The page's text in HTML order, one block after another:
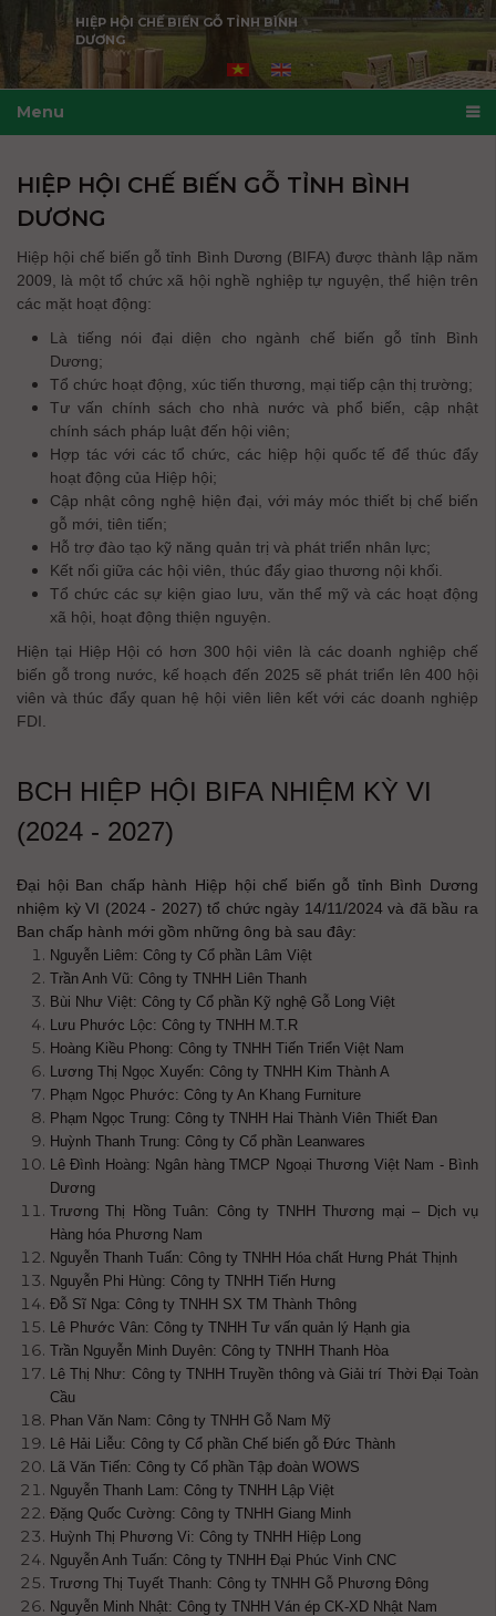
HIỆP HỘI CHẾ BIẾN GỖ TỈNH BÌNH
DƯƠNG
Menu
HIỆP HỘI CHẾ BIẾN GỖ TỈNH BÌNH
DƯƠNG
Hiệp hội chế biến gỗ tỉnh Bình Dương (BIFA) được thành lập năm
2009, là một tổ chức xã hội nghề nghiệp tự nguyện, thể hiện trên
các mặt hoạt động:
Là tiếng nói đại diện cho ngành chế biến gỗ tỉnh Bình
Dương;
Tổ chức hoạt động, xúc tiến thương, mại tiếp cận thị trường;
Tư vấn chính sách cho nhà nước và phổ biến, cập nhật
chính sách pháp luật đến hội viên;
Hợp tác với các tổ chức, các hiệp hội quốc tế để thúc đẩy
hoạt động của Hiệp hội;
Cập nhật công nghệ hiện đại, với máy móc thiết bị chế biến
gỗ mới, tiên tiến;
Hỗ trợ đào tạo kỹ năng quản trị và phát triển nhân lực;
Kết nối giữa các hội viên, thúc đẩy giao thương nội khối.
Tổ chức các sự kiện giao lưu, văn thể mỹ và các hoạt động
xã hội, hoạt động thiện nguyện.
Hiện tại Hiệp Hội có hơn 300 hội viên là các doanh nghiệp chế
biến gỗ trong nước, kế hoạch đến 2025 sẽ phát triển lên 400 hội
viên và thúc đẩy quan hệ hội viên liên kết với các doanh nghiệp
FDI.
BCH HIỆP HỘI BIFA NHIỆM KỲ VI
(2024 - 2027)
Đại hội Ban chấp hành Hiệp hội chế biến gỗ tỉnh Bình Dương
nhiệm kỳ VI (2024 - 2027) tổ chức ngày 14/11/2024 và đã bầu ra
Ban chấp hành mới gồm những ông bà sau đây:
Nguyễn Liêm: Công ty Cổ phần Lâm Việt
Trần Anh Vũ: Công ty TNHH Liên Thanh
Bùi Như Việt: Công ty Cổ phần Kỹ nghệ Gỗ Long Việt
Lưu Phước Lộc: Công ty TNHH M.T.R
Hoàng Kiều Phong: Công ty TNHH Tiến Triển Việt Nam
Lương Thị Ngọc Xuyến: Công ty TNHH Kim Thành A
Phạm Ngọc Phước: Công ty An Khang Furniture
Phạm Ngọc Trung: Công ty TNHH Hai Thành Viên Thiết Đan
Huỳnh Thanh Trung: Công ty Cổ phần Leanwares
Lê Đình Hoàng: Ngân hàng TMCP Ngoại Thương Việt Nam - Bình
Dương
Trương Thị Hồng Tuân: Công ty TNHH Thương mại – Dịch vụ
Hàng hóa Phương Nam
Nguyễn Thanh Tuấn: Công ty TNHH Hóa chất Hưng Phát Thịnh
Nguyễn Phi Hùng: Công ty TNHH Tiến Hưng
Đỗ Sĩ Nga: Công ty TNHH SX TM Thành Thông
Lê Phước Vân: Công ty TNHH Tư vấn quản lý Hạnh gia
Trần Nguyễn Minh Duyên: Công ty TNHH Thanh Hòa
Lê Thị Như: Công ty TNHH Truyền thông và Giải trí Thời Đại Toàn
Cầu
Phan Văn Nam: Công ty TNHH Gỗ Nam Mỹ
Lê Hải Liễu: Công ty Cổ phần Chế biến gỗ Đức Thành
Lã Văn Tiến: Công ty Cổ phần Tập đoàn WOWS
Nguyễn Thanh Lam: Công ty TNHH Lập Việt
Đặng Quốc Cường: Công ty TNHH Giang Minh
Huỳnh Thị Phương Vi: Công ty TNHH Hiệp Long
Nguyễn Anh Tuấn: Công ty TNHH Đại Phúc Vinh CNC
Trương Thị Tuyết Thanh: Công ty TNHH Gỗ Phương Đông
Nguyễn Minh Nhật: Công ty TNHH Ván ép CK-XD Nhật Nam